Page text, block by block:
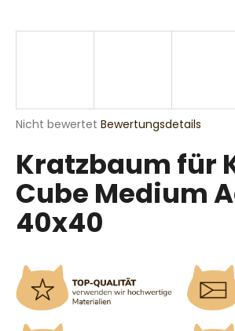
Die
Produktbewertung
ist
0,0
von
Sternen.
Nicht bewertet Bewertungsdetails
Kratzbaum für
Cube Medium
40x40
W
r
e
m
p
f
h
l
e
n